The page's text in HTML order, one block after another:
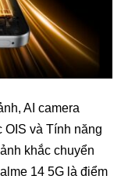
AI camera
OIS và Tính năng
khắc chuyển
14 5G là điểm